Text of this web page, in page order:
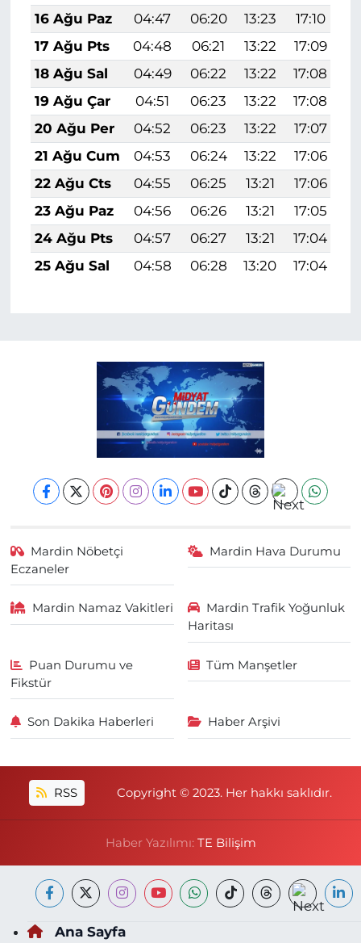
16 Ağu Paz 04:47 06:20 13:23 17:10
17 Ağu Pts
04:48 06:21 13:22 17:09
18 Ağu Sal
04:49 06:22 13:22 17:08
19 Ağu Çar
04:51 06:23 13:22 17:08
20 Ağu Per
04:52 06:23 13:22 17:07
21 Ağu Cum
04:53 06:24 13:22 17:06
22 Ağu Cts
04:55 06:25 13:21 17:06
23 Ağu Paz
04:56 06:26 13:21 17:05
24 Ağu Pts
04:57 06:27 13:21 17:04
25 Ağu Sal
04:58 06:28 13:20 17:04
Mardin Nöbetçi
Eczaneler
Mardin Hava Durumu
Mardin Namaz Vakitleri
Mardin Trafik Yoğunluk
Haritası
Puan Durumu ve
Fikstür
Tüm Manşetler
Son Dakika Haberleri Haber Arşivi
RSS Copyright © 2023. Her hakkı saklıdır.
Haber Yazılımı: TE Bilişim
Ana Sayfa